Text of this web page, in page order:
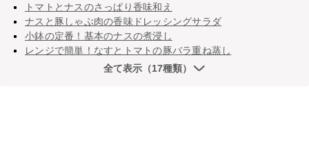
トマトとナスのさっぱり香味和え
ナスと豚しゃぶ肉の香味ドレッシングサラダ
小鉢の定番！基本のナスの煮浸し
レンジで簡単！なすとトマトの豚バラ重ね蒸し
全て表示（17種類）